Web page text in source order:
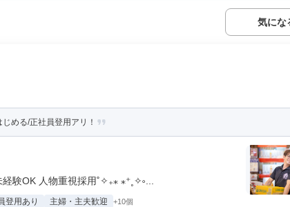
気にな
める/正社員登用アリ！
験OK 人物重視採用˚✧₊⁎ ⁎⁺˳✧༚...
登用あり 主婦・主夫歓迎 +10個